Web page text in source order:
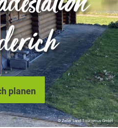
© Zeller Land Tourismus GmbH
planen